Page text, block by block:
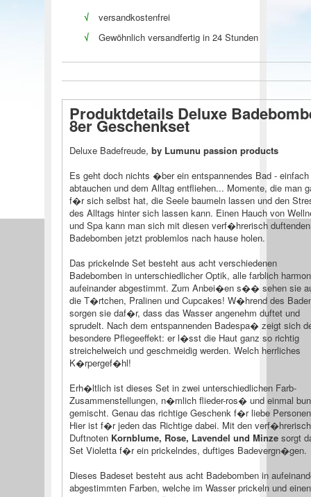
√
versandkostenfrei
√
Gewöhnlich versandfertig in 24 Stunden
Produktdetails Deluxe
8er Geschenkset
Deluxe Badefreude, by Lumunu passion products
Es geht doch nichts �ber ein entspannendes Bad - einfach
abtauchen und dem Alltag entfliehen... Momente, die man
f�r sich selbst hat, die Seele baumeln lassen und den
des Alltags hinter sich lassen kann. Einen Hauch von
und Spa kann man sich mit diesen verf�hrerisch duftenden
Badebomben jetzt problemlos nach hause holen.
Das prickelnde Set besteht aus acht verschiedenen
Badebomben in unterschiedlicher Optik, alle farblich
aufeinander abgestimmt. Zum Anbei�en s�� sehen sie
die T�rtchen, Pralinen und Cupcakes! W�hrend des
sorgen sie daf�r, dass das Wasser angenehm duftet und
sprudelt. Nach dem entspannenden Badespa� zeigt sich
besondere Pflegeeffekt: er l�sst die Haut ganz so richtig
streichelweich und geschmeidig werden. Welch herrliches
K�rpergef�hl!
Erh�ltlich ist dieses Set in zwei unterschiedlichen Farb-
Zusammenstellungen, n�mlich flieder-ros� und einmal
gemischt. Genau das richtige Geschenk f�r liebe
Hier ist f�r jeden das Richtige dabei. Mit den
Duftnoten Kornblume, Rose, Lavendel und Minzesorgt
Set Violetta f�r ein prickelndes, duftiges Badevergn�gen.
Dieses Badeset besteht aus acht Badebomben in
abgestimmten Farben, welche im Wasser prickeln und einen